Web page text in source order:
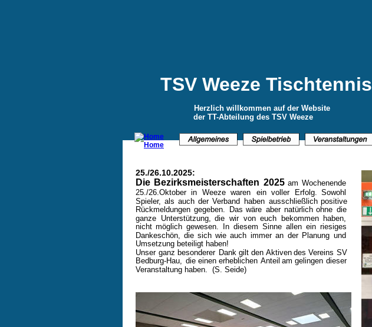
Herzlich willkommen auf der Website
der TT-Abteilung des TSV Weeze
TSV Weeze Tischtennis
25./26.10.2025:
Die Bezirksmeisterschaften 2025 am Wochenende
25./26.Oktober in Weeze waren ein voller Erfolg. Sowohl
Spieler, als auch der Verband haben ausschließlich positive
Rückmeldungen gegeben. Das wäre aber natürlich ohne die
ganze Unterstützung, die wir von euch bekommen
haben,
nicht möglich gewesen. In diesem Sinne allen ein riesiges
Dankeschön,
die sich wie auch immer an der Planung und
Umsetzung beteiligt haben!
Unser ganz besonderer Dank gilt den Aktiven des Vereins SV
Bedburg-Hau, die einen erheblichen Anteil am gelingen dieser
Veranstaltung haben.  (S. Seide)